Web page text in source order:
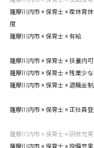
薩摩川内市 × 保育士 × 産休育休
度
薩摩川内市 × 保育士 × 有給
薩摩川内市 × 保育士 × 扶養内可
薩摩川内市 × 保育士 × 残業少な
薩摩川内市 × 保育士 × 退職金
薩摩川内市 × 保育士 × 正社員登
薩摩川内市 × 保育士 × 研修充実
薩摩川内市 × 保育士 × 設備充実